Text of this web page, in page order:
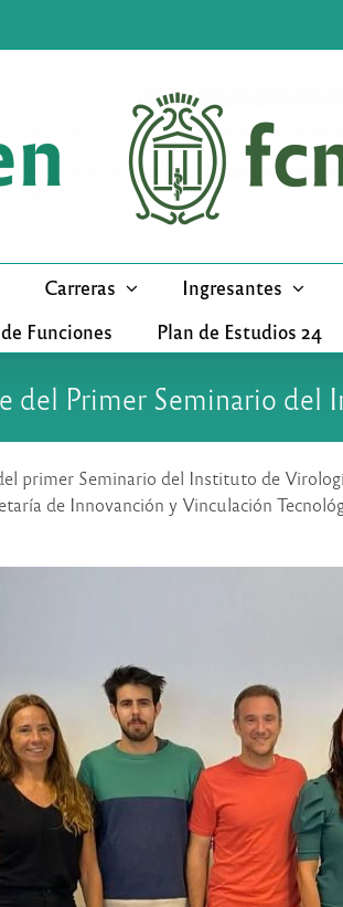
Carreras Ingresantes
Funciones
Plan de Estudios 24
del Primer Seminario del
primer Seminario del Instituto de
de Innovanción y Vinculación